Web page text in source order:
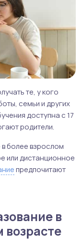
те, у кого
семьи и других
доступна с 17
родители.
более взрослом
или дистанционное
предпочитают
в
возрасте